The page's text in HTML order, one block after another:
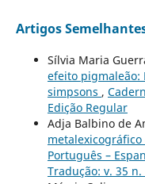
Artigos
Sílvia Maria
efeito pigmaleão:
simpsons ,
Edição Regular
Adja Balbino de
metalexicográfico
Português –
Tradução: v. 35